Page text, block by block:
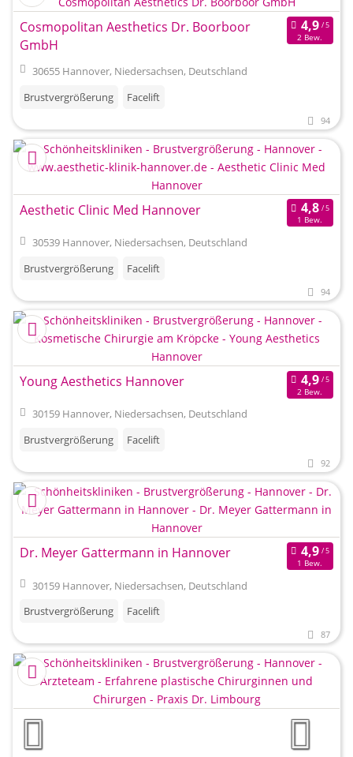
Cosmopolitan Aesthetics Dr. Boorboor
GmbH
2 Bew.
30655 Hannover, Niedersachsen, Deutschland
Brustvergrößerung
Facelift
94
Aesthetic Clinic Med Hannover
1 Bew.
30539 Hannover, Niedersachsen, Deutschland
Brustvergrößerung
Facelift
94
Young Aesthetics Hannover
2 Bew.
30159 Hannover, Niedersachsen, Deutschland
Brustvergrößerung
Facelift
92
Dr. Meyer Gattermann in Hannover
1 Bew.
30159 Hannover, Niedersachsen, Deutschland
Brustvergrößerung
Facelift
87